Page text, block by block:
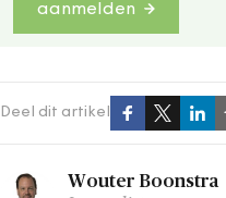
aanmelden
Deel dit artikel
Wouter Boonstra